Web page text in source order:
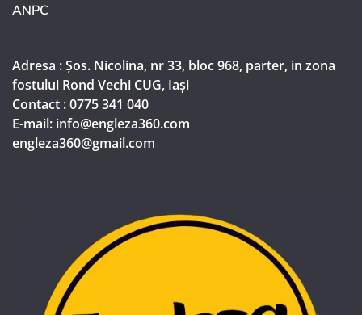
ANPC
Adresa : Șos. Nicolina, nr 33, bloc 968, parter, in zona
fostului Rond Vechi CUG, Iași
Contact : 0775 341 040
E-mail: info@engleza360.com​
engleza360@gmail.com​